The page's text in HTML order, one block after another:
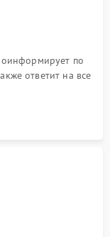
по
ответит на все